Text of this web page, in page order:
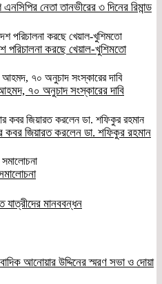
নেতা তানভীরের ৩ দিনের রিমান্ড
পরিচালনা করছে খেয়াল-খুশিমতো
৭০ অনুচাদ সংস্কারের দাবি
কবর জিয়ারত করলেন ডা. শফিকুর রহমান
যাত্রীদের মানববন্ধন
আনোয়ার উদ্দিনের স্মরণ সভা ও দোয়া